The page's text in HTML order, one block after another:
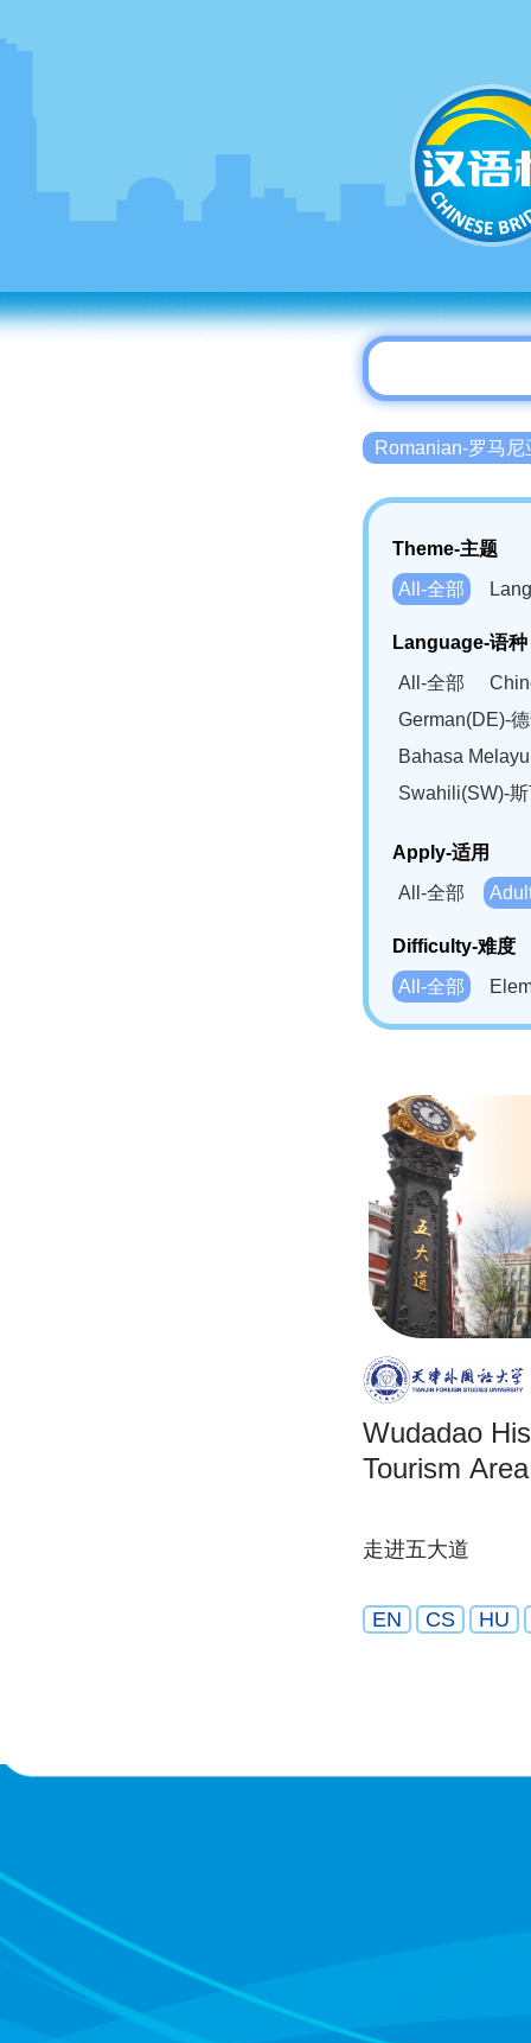
Romanian-罗马尼
Theme-主题
All-全部
Language-语种
All-全部
German(DE)-
Bahasa
Swahili(SW)-
Apply-适用
All-全部
Difficulty-难度
All-全部
Wudadao
Tourism Area
走进五大道
EN CS HU